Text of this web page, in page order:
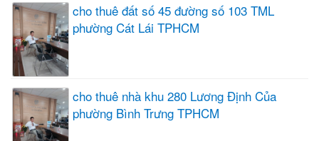
cho thuê đất số 45 đường số 103 TML
phường Cát Lái TPHCM
cho thuê nhà khu 280 Lương Định Của
phường Bình Trưng TPHCM